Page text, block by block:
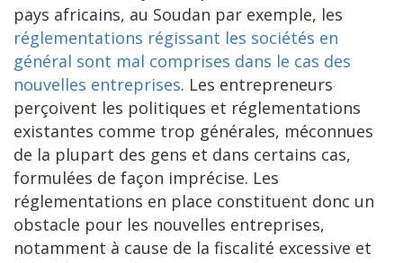
pays africains, au Soudan par exemple, les
réglementations régissant les sociétés en
général sont mal comprises dans le cas des
nouvelles entreprises. Les entrepreneurs
perçoivent les politiques et réglementations
existantes comme trop générales, méconnues
de la plupart des gens et dans certains cas,
formulées de façon imprécise. Les
réglementations en place constituent donc un
obstacle pour les nouvelles entreprises,
notamment à cause de la fiscalité excessive et